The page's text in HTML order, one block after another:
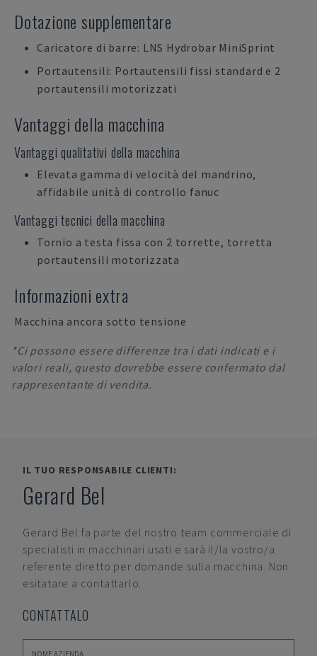
Dotazione supplementare
Caricatore di barre: LNS Hydrobar MiniSprint
Portautensili: Portautensili fissi standard e 2
portautensili motorizzati
Vantaggi della macchina
Vantaggi qualitativi della macchina
Elevata gamma di velocità del mandrino,
affidabile unità di controllo fanuc
Vantaggi tecnici della macchina
Tornio a testa fissa con 2 torrette, torretta
portautensili motorizzata
Informazioni extra
Macchina ancora sotto tensione
*Ci possono essere differenze tra i dati indicati e i
valori reali, questo dovrebbe essere confermato dal
rappresentante di vendita.
IL TUO RESPONSABILE CLIENTI:
Gerard Bel
Gerard Bel fa parte del nostro team commerciale di
specialisti in macchinari usati e sarà il/la vostro/a
referente diretto per domande sulla macchina. Non
esitatare a contattarlo.
CONTATTALO